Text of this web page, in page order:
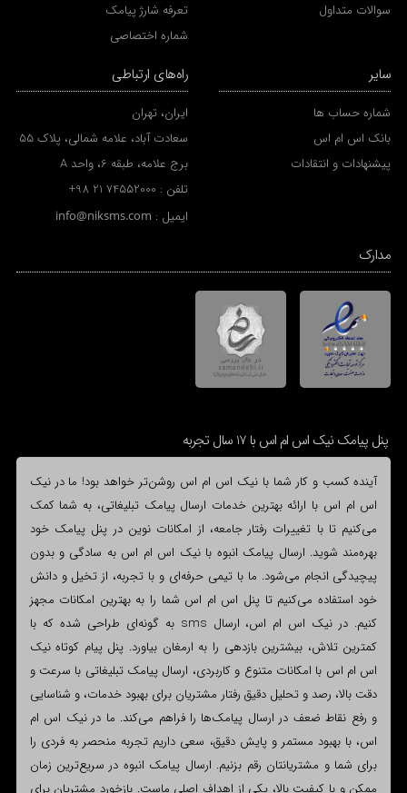
سوالات متداول
تعرفه شارژ پیامک
شماره اختصاصی
سایر
شماره حساب ها
بانک اس ام اس
پیشنهادات و انتقادات
راه‌های ارتباطی
ایران، تهران
سعادت آباد، علامه شمالی، پلاک 55
برج علامه، طبقه 6، واحد A
تلفن : +98 21 74552000
ایمیل : info@niksms.com
مدارک
پنل پیامک نیک اس ام اس با 17 سال تجربه
آینده کسب و کار شما با نیک اس ام اس روشن‌تر خواهد بود! ما در نیک
اس ام اس با ارائه بهترین خدمات ارسال پیامک تبلیغاتی، به شما کمک
می‌کنیم تا با تغییرات رفتار جامعه، از امکانات نوین در پنل پیامک خود
بهره‌مند شوید. ارسال پیامک انبوه با نیک اس ام اس به سادگی و بدون
پیچیدگی انجام می‌شود. ما با تیمی حرفه‌ای و با تجربه، از تخیل و دانش
خود استفاده می‌کنیم تا پنل اس ام اس شما را به بهترین امکانات مجهز
کنیم. در نیک اس ام اس، ارسال sms به گونه‌ای طراحی شده که با
کمترین تلاش، بیشترین بازدهی را به ارمغان بیاورد. پنل پیام کوتاه نیک
اس ام اس با امکانات متنوع و کاربردی، ارسال پیامک تبلیغاتی با سرعت و
دقت بالا، رصد و تحلیل دقیق رفتار مشتریان برای بهبود خدمات، و شناسایی
و رفع نقاط ضعف در ارسال پیامک‌ها را فراهم می‌کند. ما در نیک اس ام
اس، با بهبود مستمر و پایش دقیق، سعی داریم تجربه منحصر به فردی را
برای شما و مشتریانتان رقم بزنیم. ارسال پیامک انبوه در سریع‌ترین زمان
ممکن و با کیفیت بالا، یکی از اهداف اصلی ماست. بازخورد مشتریان برای